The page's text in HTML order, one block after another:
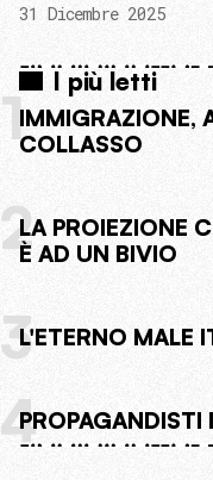
31 Dicembre 2025
I più letti
1IMMIGRAZIONE,
COLLASSO
2LA PROIEZIONE
È AD UN BIVIO
3L'ETERNO MALE
4PROPAGANDISTI